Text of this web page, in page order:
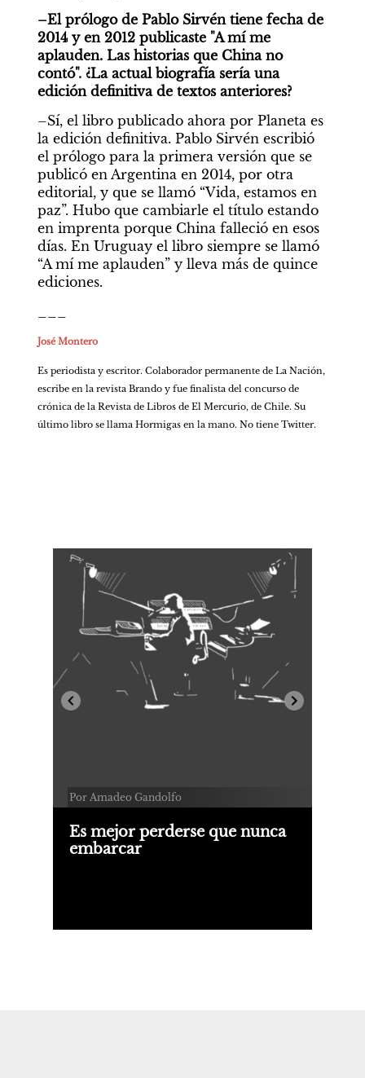
–El prólogo de Pablo Sirvén tiene fecha de
2014 y en 2012 publicaste "A mí me
aplauden. Las historias que China no
contó". ¿La actual biografía sería una
edición definitiva de textos anteriores?
–Sí, el libro publicado ahora por Planeta es
la edición definitiva. Pablo Sirvén escribió
el prólogo para la primera versión que se
publicó en Argentina en 2014, por otra
editorial, y que se llamó “Vida, estamos en
paz”. Hubo que cambiarle el título estando
en imprenta porque China falleció en esos
días. En Uruguay el libro siempre se llamó
“A mí me aplauden” y lleva más de quince
ediciones.
José Montero
Es periodista y escritor. Colaborador permanente de La Nación,
escribe en la revista Brando y fue finalista del concurso de
crónica de la Revista de Libros de El Mercurio, de Chile. Su
último libro se llama Hormigas en la mano. No tiene Twitter.
Por Amadeo Gandolfo
Es mejor perderse que nunca
embarcar